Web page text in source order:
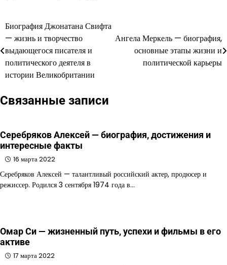
Навигация
по
записям
Биография Джонатана Свифта
— жизнь и творчество
выдающегося писателя и
политического деятеля в
истории Великобритании
Ангела Меркель — биография,
основные этапы жизни и
политической карьеры
Связанные записи
Серебряков Алексей — биография, достижения и
интересные факты
16 марта 2022
Серебряков Алексей — талантливый российский актер, продюсер и
режиссер. Родился 3 сентября 1974 года в…
Омар Си — жизненный путь, успехи и фильмы в его
активе
17 марта 2022